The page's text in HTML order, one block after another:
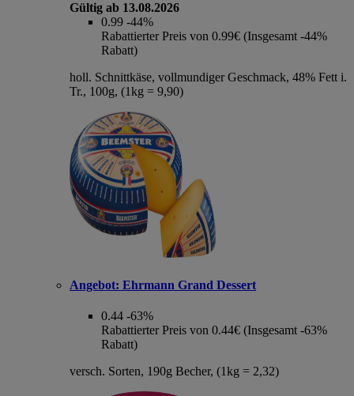
Gültig ab 13.08.2026
0.99 -44%
Rabattierter Preis von 0.99€ (Insgesamt -44%
Rabatt)
holl. Schnittkäse, vollmundiger Geschmack, 48% Fett i.
Tr., 100g, (1kg = 9,90)
Angebot: Ehrmann Grand Dessert
0.44 -63%
Rabattierter Preis von 0.44€ (Insgesamt -63%
Rabatt)
versch. Sorten, 190g Becher, (1kg = 2,32)